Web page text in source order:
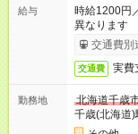
給与
時給1200円
異なります
交通費別
交通費 実費
勤務地
北海道千歳
千歳(北海道